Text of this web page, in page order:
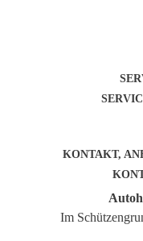
KONTAKT,
Im